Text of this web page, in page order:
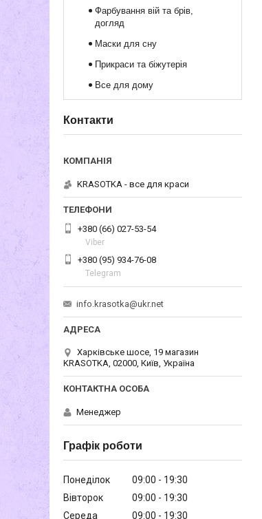
Фарбування вій та брів,
догляд
Маски для сну
Прикраси та біжутерія
Все для дому
Контакти
KRASOTKA - все для краси
+380 (66) 027-53-54
Viber
+380 (95) 934-76-08
Telegram
info.krasotka@ukr.net
Харківське шосе, 19 магазин
KRASOTKA, 02000, Київ, Україна
Менеджер
Графік роботи
Понеділок 09:00
19:30
Вівторок
09:00
19:30
Середа
09:00 19:30